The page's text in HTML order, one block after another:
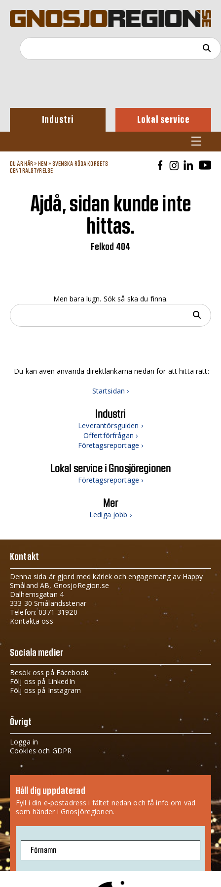
Industri Lokal service
DU ÄR HÄR » HEM » SVENSKA RÖDA KORSETS
CENTRALSTYRELSE
Ajdå, sidan kunde inte
hittas.
Felkod 404
Men bara lugn. Sök så ska du finna.
Du kan även använda direktlänkarna nedan för att hitta rätt:
Startsidan ›
Industri
Leverantörsguiden ›
Offertförfrågan ›
Företagsreportage ›
Lokal service i Gnosjöregionen
Företagsreportage ›
Mer
Lediga jobb ›
Kontakt
Denna sida är gjord med kärlek och engagemang av Happy
Småland AB, GnosjoRegion.se
Dalhemsgatan 4
333 30 Smålandsstenar
Telefon: 0371-31920
Kontakta oss
Sociala medier
Besök oss på Facebook
Följ oss på LinkedIn
Följ oss på Instagram
Övrigt
Logga in
Cookies och GDPR
Håll dig uppdaterad
Fyll i din e-postadress i fältet nedan och få info om vad
som händer i Gnosjöregionen.
Förnamn